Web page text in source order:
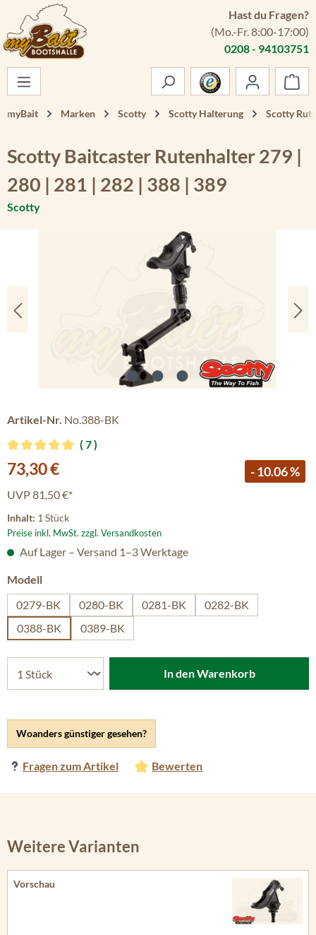
Zum Hauptinhalt springen
Hast du Fragen?
(Mo.-Fr. 8:00-17:00)
0208 - 94103751
myBait Marken Scotty Scotty Halterung Scotty
Scotty Baitcaster Rutenhalter 279 |
280 | 281 | 282 | 388 | 389
Scotty
Artikel-Nr. No.388-BK
Durchschnittliche Bewertung von 5 von 5 Sternen
7
Verkaufspreis:
73,30 € - 10.06 %
UVP81,50 €*
Inhalt: 1 Stück
Preise inkl. MwSt. zzgl. Versandkosten
Woanders günstiger gesehen?
Fragen zum Artikel Bewerten
Auf Lager – Versand 1–3 Werktage
Modellauswählen
0279-BK
0280-BK 0281-BK
0282-BK
0388-BK
0389-BK
In den Warenkorb
Weitere Varianten